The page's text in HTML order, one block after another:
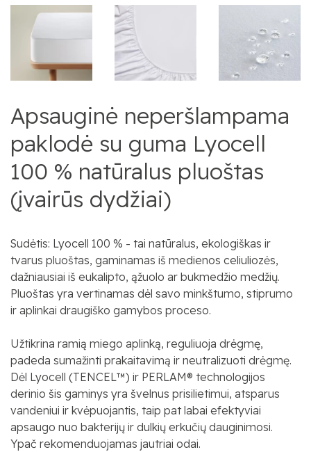
Apsauginė neperšlampama
paklodė su guma Lyocell
100 % natūralus pluoštas
(įvairūs dydžiai)
Sudėtis: Lyocell 100 % - tai natūralus, ekologiškas ir
tvarus pluoštas, gaminamas iš medienos celiuliozės,
dažniausiai iš eukalipto, ąžuolo ar bukmedžio medžių.
Pluoštas yra vertinamas dėl savo minkštumo, stiprumo
ir aplinkai draugiško gamybos proceso.
Užtikrina ramią miego aplinką, reguliuoja drėgmę,
padeda sumažinti prakaitavimą ir neutralizuoti drėgmę.
Dėl Lyocell (TENCEL™) ir PERLAM® technologijos
derinio šis gaminys yra švelnus prisilietimui, atsparus
vandeniui ir kvėpuojantis, taip pat labai efektyviai
apsaugo nuo bakterijų ir dulkių erkučių dauginimosi.
Ypač rekomenduojamas jautriai odai.